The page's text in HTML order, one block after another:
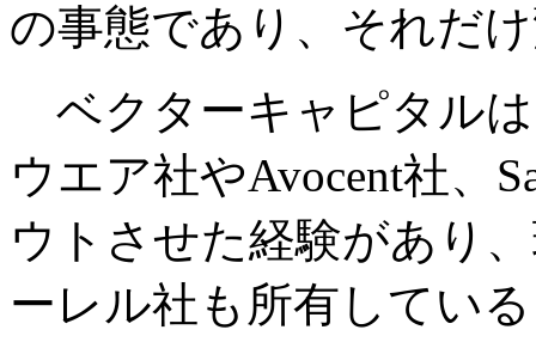
の事態であり、それだ
ベクターキャピタル
ウエア社やAvocent社、
ウトさせた経験があり
ーレル社も所有してい